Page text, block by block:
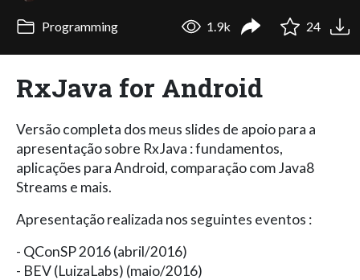
Programming 1.9k 24
RxJava for Android
Versão completa dos meus slides de apoio para a
apresentação sobre RxJava : fundamentos,
aplicações para Android, comparação com Java8
Streams e mais.
Apresentação realizada nos seguintes eventos :
- QConSP 2016 (abril/2016)
- BEV (LuizaLabs) (maio/2016)